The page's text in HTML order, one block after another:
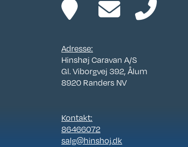
Adresse:
Hinshøj Caravan A/S
Gl. Viborgvej 392, Ålum
8920 Randers NV
Kontakt:
86466072
salg@hinshoj.dk